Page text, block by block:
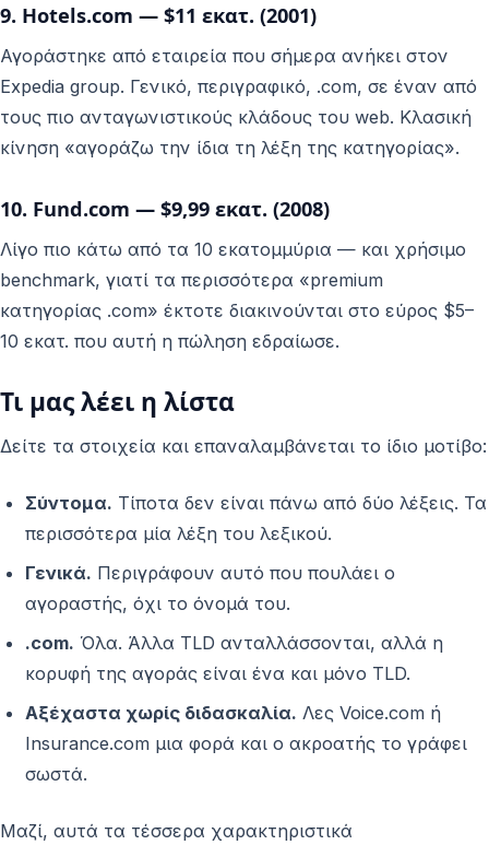
9. Hotels.com — $11 εκατ. (2001)
Αγοράστηκε από εταιρεία που σήμερα ανήκει στον
Expedia group. Γενικό, περιγραφικό, .com, σε έναν από
τους πιο ανταγωνιστικούς κλάδους του web. Κλασική
κίνηση «αγοράζω την ίδια τη λέξη της κατηγορίας».
10. Fund.com — $9,99 εκατ. (2008)
Λίγο πιο κάτω από τα 10 εκατομμύρια — και χρήσιμο
benchmark, γιατί τα περισσότερα «premium
κατηγορίας .com» έκτοτε διακινούνται στο εύρος $5–
10 εκατ. που αυτή η πώληση εδραίωσε.
Τι μας λέει η λίστα
Δείτε τα στοιχεία και επαναλαμβάνεται το ίδιο μοτίβο:
Σύντομα. Τίποτα δεν είναι πάνω από δύο λέξεις. Τα
περισσότερα μία λέξη του λεξικού.
Γενικά. Περιγράφουν αυτό που πουλάει ο
αγοραστής, όχι το όνομά του.
.com. Όλα. Άλλα TLD ανταλλάσσονται, αλλά η
κορυφή της αγοράς είναι ένα και μόνο TLD.
Αξέχαστα χωρίς διδασκαλία. Λες Voice.com ή
Insurance.com μια φορά και ο ακροατής το γράφει
σωστά.
Μαζί, αυτά τα τέσσερα χαρακτηριστικά